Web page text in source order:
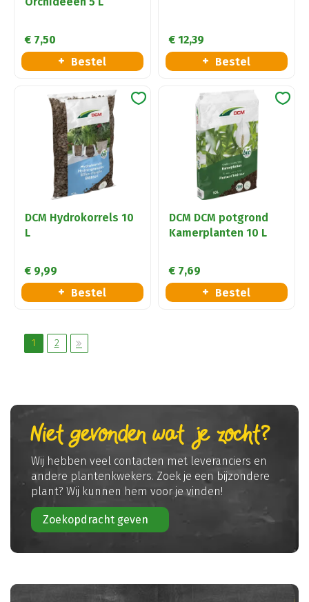
€ 7,50
Bestel
€ 12,39
Bestel
DCM Hydrokorrels 10
L
€ 9,99
Bestel
DCM DCM potgrond
Kamerplanten 10 L
€ 7,69
Bestel
1 2
Niet gevonden wat je zocht?
Wij hebben veel contacten met leveranciers en
andere plantenkwekers. Zoek je een bijzondere
plant? Wij kunnen hem voor je vinden!
Zoekopdracht geven